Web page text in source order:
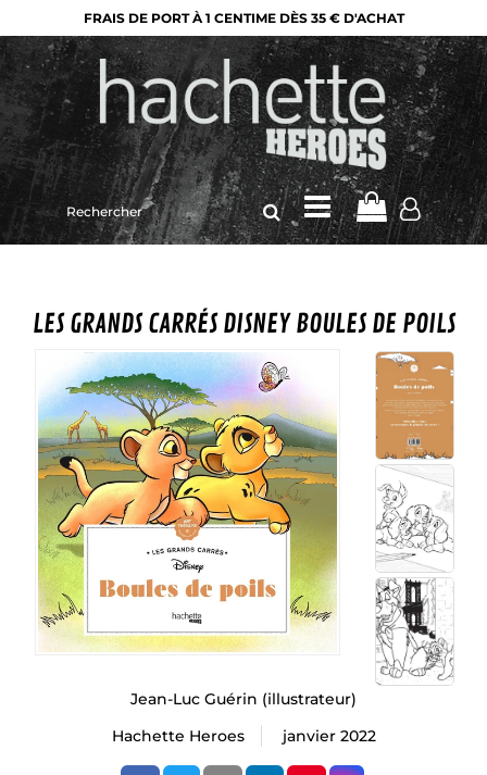
FRAIS DE PORT À 1 CENTIME DÈS 35 € D'ACHAT
Rechercher
sur
le
LES GRANDS CARRÉS DISNEY BOULES DE POILS
Jean-Luc Guérin (illustrateur)
Hachette Heroes
janvier 2022